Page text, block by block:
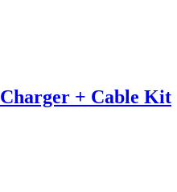
+ Cable Kit